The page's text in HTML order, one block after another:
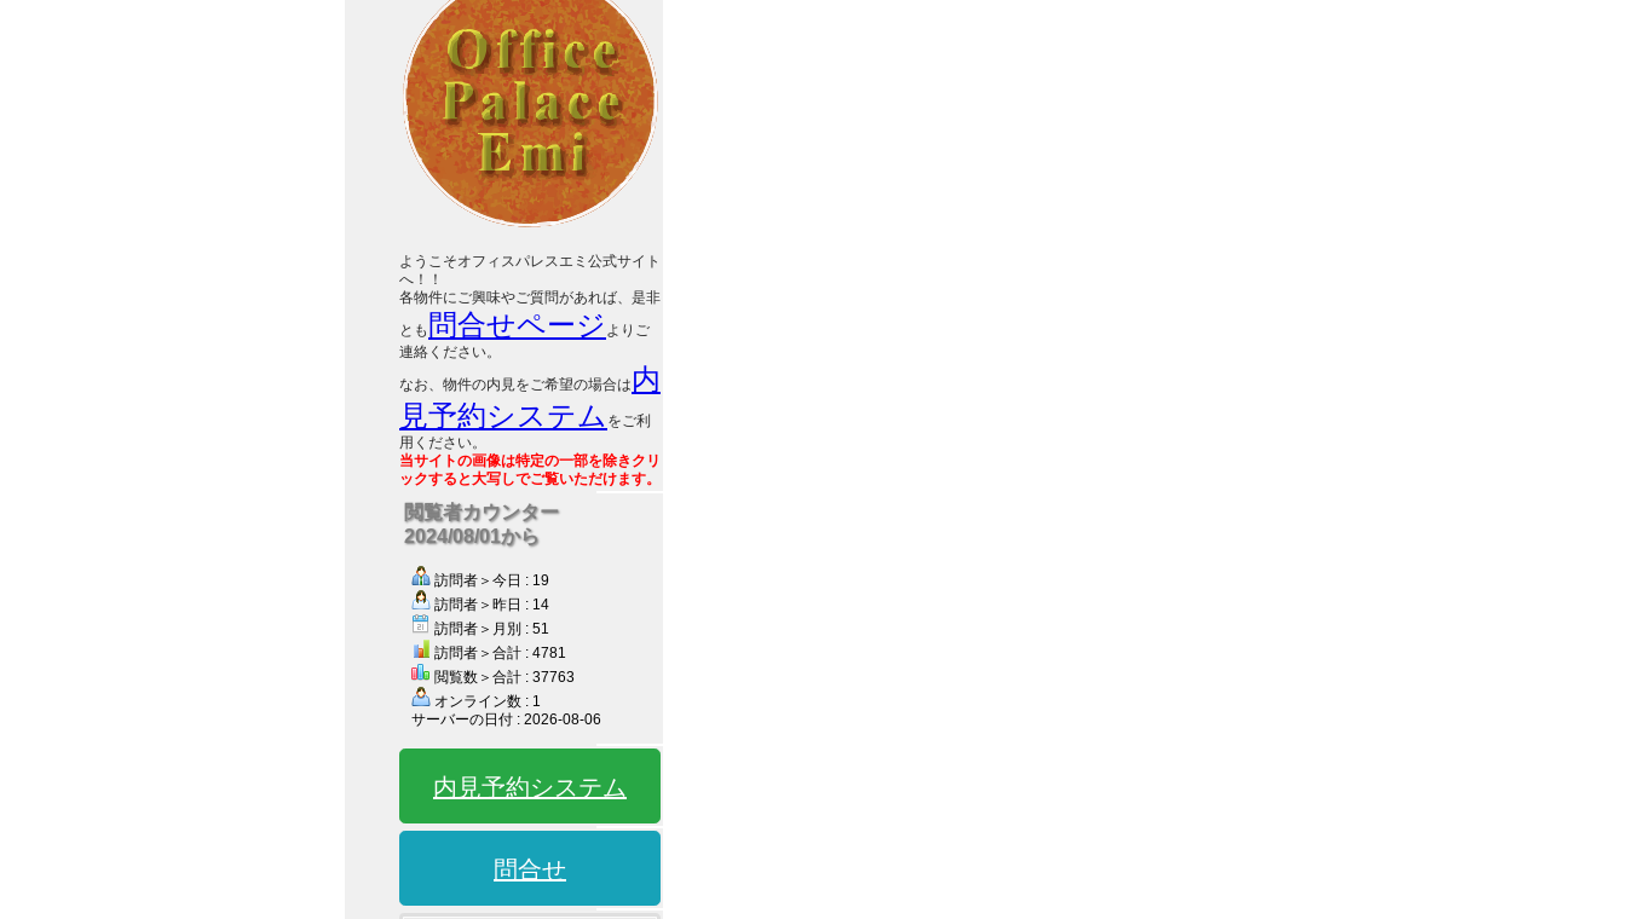
ようこそオフィスパレスエミ公式サイト
へ！！
各物件にご興味やご質問があれば、是非
とも 問合せページ よりご
連絡ください。
なお、物件の内見をご希望の場合は 内
見予約システム をご利
用ください。
当サイトの画像は特定の一部を除きクリ
ックすると大写しでご覧いただけます。
閲覧者カウンター
2024/08/01から
訪問者＞今日 : 19
訪問者＞昨日 : 14
訪問者＞月別 : 51
訪問者＞合計 : 4781
閲覧数＞合計 : 37763
オンライン数 : 1
サーバーの日付 : 2026-08-06
内見予約システム
問合せ